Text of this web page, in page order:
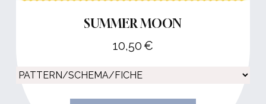
SUMMER MOON
10,50€